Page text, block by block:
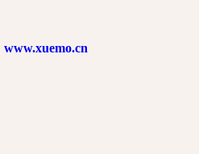
www.xuemo.cn